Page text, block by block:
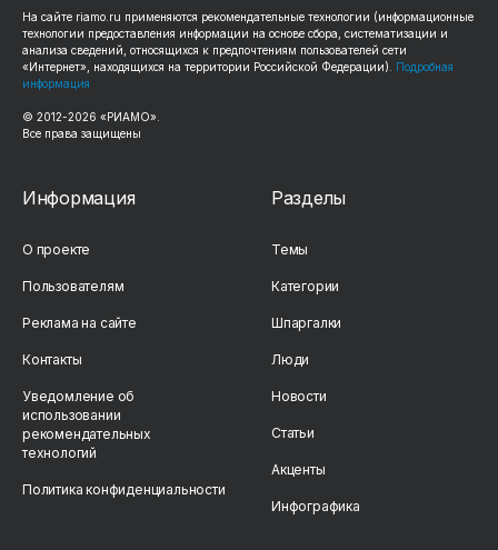
На сайте riamo.ru применяются рекомендательные технологии (информационные
технологии предоставления информации на основе сбора, систематизации и
анализа сведений, относящихся к предпочтениям пользователей сети
«Интернет», находящихся на территории Российской Федерации). Подробная
информация
© 2012-2026 «РИАМО».
Все права защищены
Информация
О проекте
Пользователям
Реклама на сайте
Контакты
Уведомление об
использовании
рекомендательных
технологий
Политика конфиденциальности
Разделы
Темы
Категории
Шпаргалки
Люди
Новости
Статьи
Акценты
Инфографика